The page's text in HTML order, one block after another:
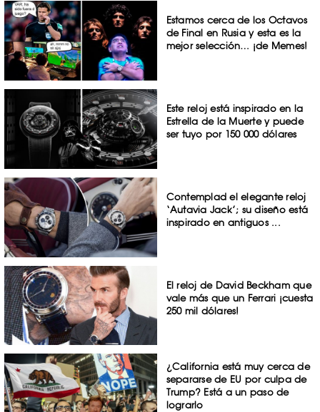
Estamos cerca de los Octavos
de Final en Rusia y esta es la
mejor selección… ¡de Memes!
Este reloj está inspirado en la
Estrella de la Muerte y puede
ser tuyo por 150 000 dólares
Contemplad el elegante reloj
‘Autavia Jack’; su diseño está
inspirado en antiguos ...
El reloj de David Beckham que
vale más que un Ferrari ¡cuesta
250 mil dólares!
¿California está muy cerca de
separarse de EU por culpa de
Trump? Está a un paso de
lograrlo